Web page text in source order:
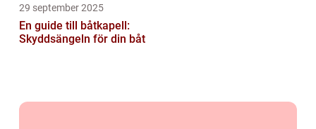
29 september 2025
En guide till båtkapell:
Skyddsängeln för din båt